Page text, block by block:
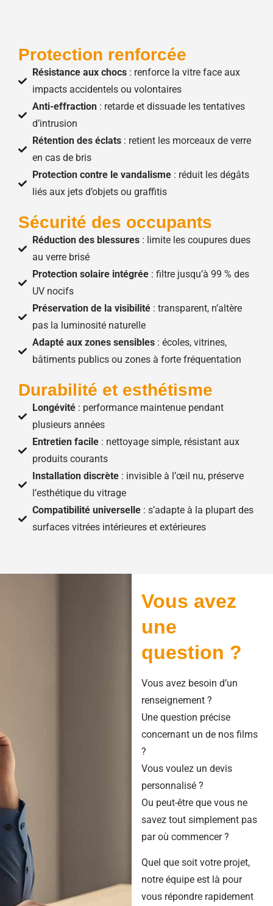
Protection renforcée
Résistance aux chocs: renforce la vitre face aux
impacts accidentels ou volontaires
Anti-effraction: retarde et dissuade les tentatives
d’intrusion
Rétention des éclats: retient les morceaux de verre
en cas de bris
Protection contre le vandalisme: réduit les dégâts
liés aux jets d’objets ou graffitis
Sécurité des occupants
Réduction des blessures: limite les coupures dues
au verre brisé
Protection solaire intégrée: filtre jusqu’à 99 % des
UV nocifs
Préservation de la visibilité: transparent, n’altère
pas la luminosité naturelle
Adapté aux zones sensibles: écoles, vitrines,
bâtiments publics ou zones à forte fréquentation
Durabilité et esthétisme
Longévité: performance maintenue pendant
plusieurs années
Entretien facile: nettoyage simple, résistant aux
produits courants
Installation discrète: invisible à l’œil nu, préserve
l’esthétique du vitrage
Compatibilité universelle: s’adapte à la plupart des
surfaces vitrées intérieures et extérieures
Vous avez
une
question ?
Vous avez besoin d’un
renseignement ?
Une question précise
concernant un de nos films
?
Vous voulez un devis
personnalisé ?
Ou peut-être que vous ne
savez tout simplement pas
par où commencer ?
Quel que soit votre projet,
notre équipe est là pour
vous répondre rapidement